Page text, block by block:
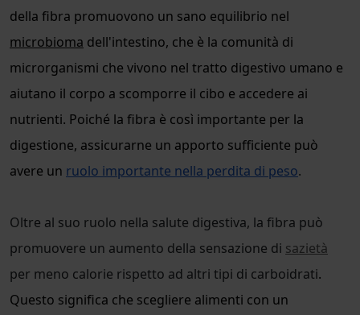
della fibra promuovono un sano equilibrio nel
microbioma dell'intestino, che è la comunità di
microrganismi che vivono nel tratto digestivo umano e
aiutano il corpo a scomporre il cibo e accedere ai
nutrienti. Poiché la fibra è così importante per la
digestione, assicurarne un apporto sufficiente può
avere un ruolo importante nella perdita di peso.
Oltre al suo ruolo nella salute digestiva, la fibra può
promuovere un aumento della sensazione di sazietà
per meno calorie rispetto ad altri tipi di carboidrati.
Questo significa che scegliere alimenti con un